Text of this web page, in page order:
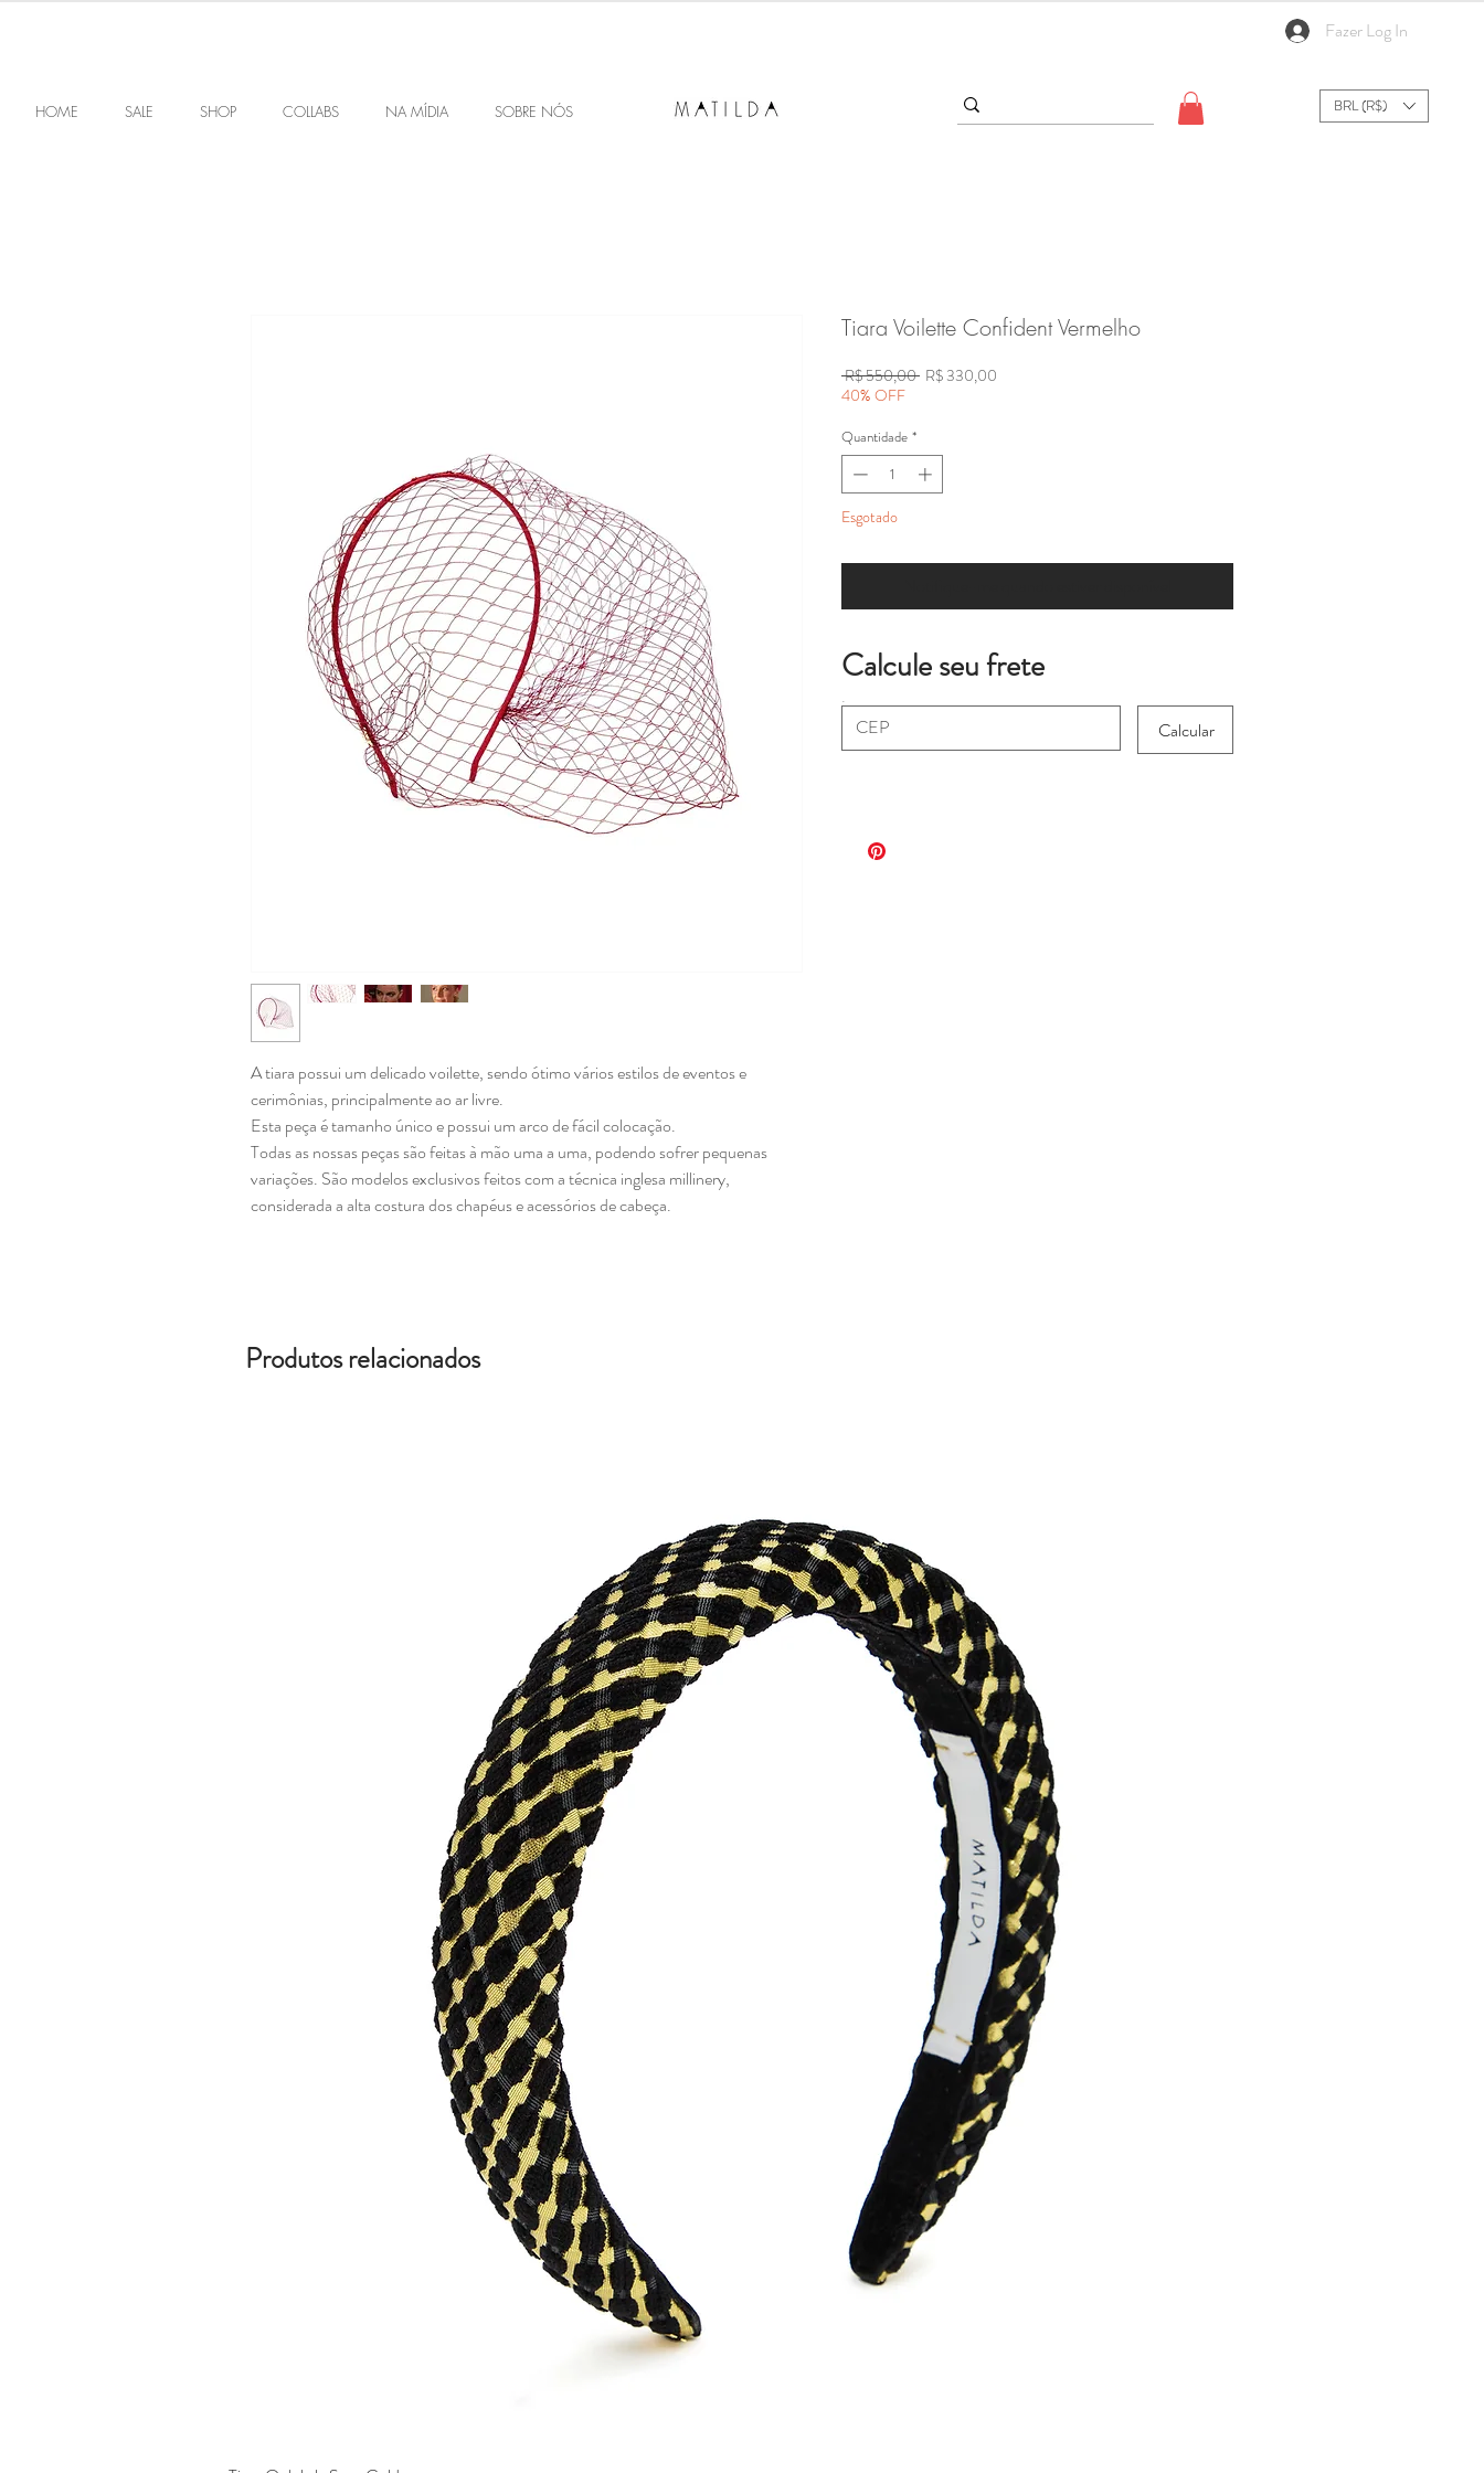
Fazer Log In
HOME SALE SHOP COLLABS NA MÍDIA SOBRE NÓS BRL (R$)
.
A tiara possui um delicado voilette, sendo ótimo vários estilos de eventos e
cerimônias, principalmente ao ar livre.
Esta peça é tamanho único e possui um arco de fácil colocação.
Todas as nossas peças são feitas à mão uma a uma, podendo sofrer pequenas
variações. São modelos exclusivos feitos com a técnica inglesa millinery,
considerada a alta costura dos chapéus e acessórios de cabeça.
Tiara Voilette Confident Vermelho
R$ 550,00 Preço
R$ 330,00
40% OFF
Quantidade *
Esgotado
Calcule seu frete
Calcular
Produtos relacionados